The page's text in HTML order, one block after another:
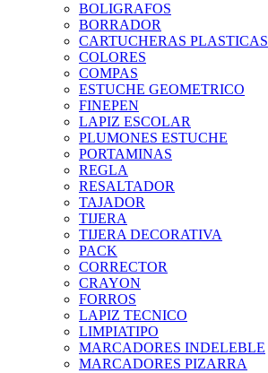
BOLIGRAFOS
BORRADOR
CARTUCHERAS PLASTICAS
COLORES
COMPAS
ESTUCHE GEOMETRICO
FINEPEN
LAPIZ ESCOLAR
PLUMONES ESTUCHE
PORTAMINAS
REGLA
RESALTADOR
TAJADOR
TIJERA
TIJERA DECORATIVA
PACK
CORRECTOR
CRAYON
FORROS
LAPIZ TECNICO
LIMPIATIPO
MARCADORES INDELEBLE
MARCADORES PIZARRA